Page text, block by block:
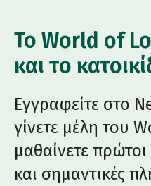
Το World of
και το
Εγγραφείτε στο
γίνετε μέλη του
μαθαίνετε
και σημαντικές